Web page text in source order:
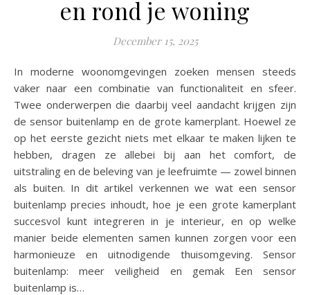
en rond je woning
December 15, 2025
In moderne woonomgevingen zoeken mensen steeds
vaker naar een combinatie van functionaliteit en sfeer.
Twee onderwerpen die daarbij veel aandacht krijgen zijn
de sensor buitenlamp en de grote kamerplant. Hoewel ze
op het eerste gezicht niets met elkaar te maken lijken te
hebben, dragen ze allebei bij aan het comfort, de
uitstraling en de beleving van je leefruimte — zowel binnen
als buiten. In dit artikel verkennen we wat een sensor
buitenlamp precies inhoudt, hoe je een grote kamerplant
succesvol kunt integreren in je interieur, en op welke
manier beide elementen samen kunnen zorgen voor een
harmonieuze en uitnodigende thuisomgeving. Sensor
buitenlamp: meer veiligheid en gemak Een sensor
buitenlamp is…